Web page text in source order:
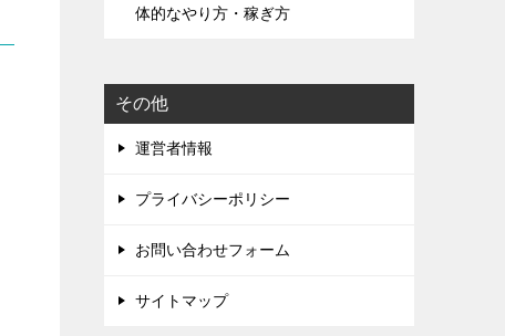
体的なやり方・稼ぎ方
その他
運営者情報
プライバシーポリシー
お問い合わせフォーム
サイトマップ